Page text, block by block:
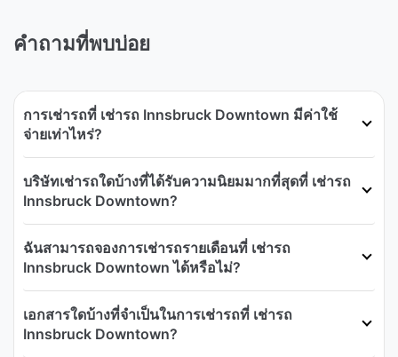
คำถามที่พบบ่อย
การเช่ารถที่ เช่ารถ Innsbruck Downtown มีค่าใช้
จ่ายเท่าไหร่?
บริษัทเช่ารถใดบ้างที่ได้รับความนิยมมากที่สุดที่ เช่ารถ
Innsbruck Downtown?
ฉันสามารถจองการเช่ารถรายเดือนที่ เช่ารถ
Innsbruck Downtown ได้หรือไม่?
เอกสารใดบ้างที่จำเป็นในการเช่ารถที่ เช่ารถ
Innsbruck Downtown?